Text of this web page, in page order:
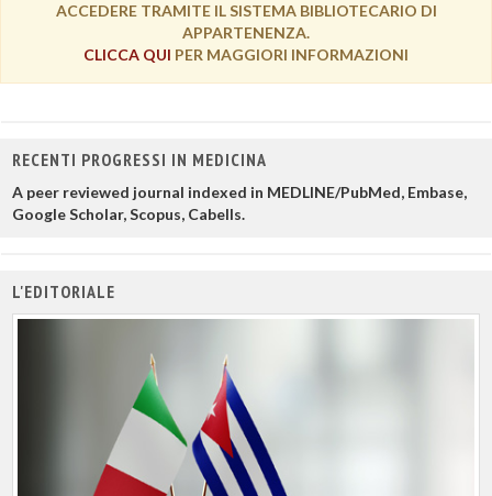
ACCEDERE TRAMITE IL SISTEMA BIBLIOTECARIO DI
APPARTENENZA.
CLICCA QUI PER MAGGIORI INFORMAZIONI
RECENTI PROGRESSI IN MEDICINA
A peer reviewed journal indexed in MEDLINE/PubMed, Embase,
Google Scholar, Scopus, Cabells.
L'EDITORIALE